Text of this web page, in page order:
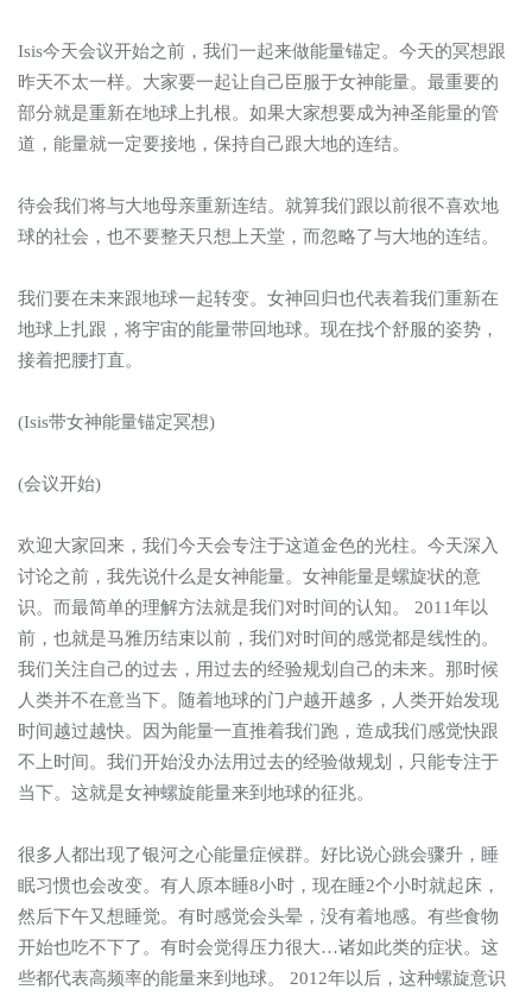
Isis今天会议开始之前，我们一起来做能量锚定。今天的冥想跟
昨天不太一样。大家要一起让自己臣服于女神能量。最重要的
部分就是重新在地球上扎根。如果大家想要成为神圣能量的管
道，能量就一定要接地，保持自己跟大地的连结。
待会我们将与大地母亲重新连结。就算我们跟以前很不喜欢地
球的社会，也不要整天只想上天堂，而忽略了与大地的连结。
我们要在未来跟地球一起转变。女神回归也代表着我们重新在
地球上扎跟，将宇宙的能量带回地球。现在找个舒服的姿势，
接着把腰打直。
(Isis带女神能量锚定冥想)
(会议开始)
欢迎大家回来，我们今天会专注于这道金色的光柱。今天深入
讨论之前，我先说什么是女神能量。女神能量是螺旋状的意
识。而最简单的理解方法就是我们对时间的认知。 2011年以
前，也就是马雅历结束以前，我们对时间的感觉都是线性的。
我们关注自己的过去，用过去的经验规划自己的未来。那时候
人类并不在意当下。随着地球的门户越开越多，人类开始发现
时间越过越快。因为能量一直推着我们跑，造成我们感觉快跟
不上时间。我们开始没办法用过去的经验做规划，只能专注于
当下。这就是女神螺旋能量来到地球的征兆。
很多人都出现了银河之心能量症候群。好比说心跳会骤升，睡
眠习惯也会改变。有人原本睡8小时，现在睡2个小时就起床，
然后下午又想睡觉。有时感觉会头晕，没有着地感。有些食物
开始也吃不下了。有时会觉得压力很大…诸如此类的症状。这
些都代表高频率的能量来到地球。 2012年以后，这种螺旋意识